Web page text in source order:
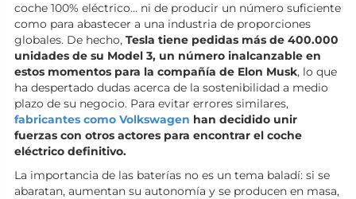
coche 100% eléctrico… ni de producir un número suficiente
como para abastecer a una industria de proporciones
globales. De hecho, Tesla tiene pedidas más de 400.000
unidades de su Model 3, un número inalcanzable en
estos momentos para la compañía de Elon Musk, lo que
ha despertado dudas acerca de la sostenibilidad a medio
plazo de su negocio. Para evitar errores similares,
fabricantes como Volkswagen han decidido unir
fuerzas con otros actores para encontrar el coche
eléctrico definitivo.
La importancia de las baterías no es un tema baladí: si se
abaratan, aumentan su autonomía y se producen en masa,